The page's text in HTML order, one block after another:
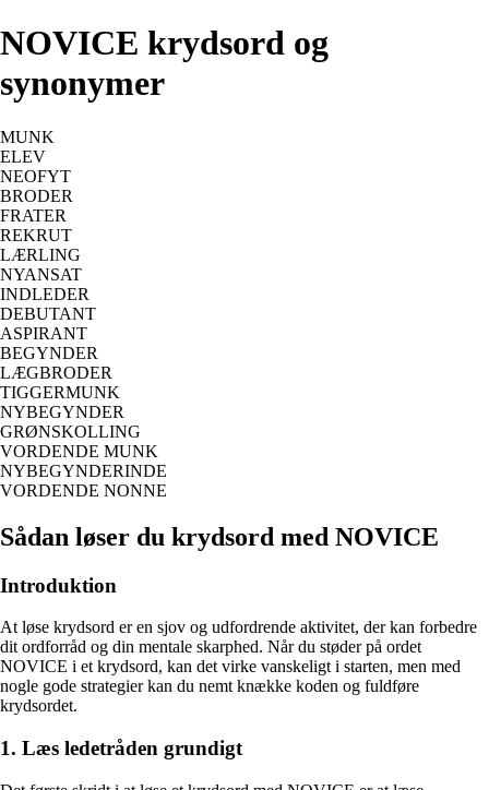
NOVICE krydsord og
synonymer
MUNK
ELEV
NEOFYT
BRODER
FRATER
REKRUT
LÆRLING
NYANSAT
INDLEDER
DEBUTANT
ASPIRANT
BEGYNDER
LÆGBRODER
TIGGERMUNK
NYBEGYNDER
GRØNSKOLLING
VORDENDE MUNK
NYBEGYNDERINDE
VORDENDE NONNE
Sådan løser du krydsord med NOVICE
Introduktion
At løse krydsord er en sjov og udfordrende aktivitet, der kan forbedre
dit ordforråd og din mentale skarphed. Når du støder på ordet
NOVICE i et krydsord, kan det virke vanskeligt i starten, men med
nogle gode strategier kan du nemt knække koden og fuldføre
krydsordet.
1. Læs ledetråden grundigt